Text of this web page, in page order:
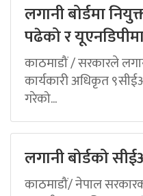
लगानी बोर्डमा
पढेको र
काठमाडौं / सरकारले
कार्यकारी अधिकृत
गरेको...
लगानी बोर्डको
काठमाडौं/ नेपाल